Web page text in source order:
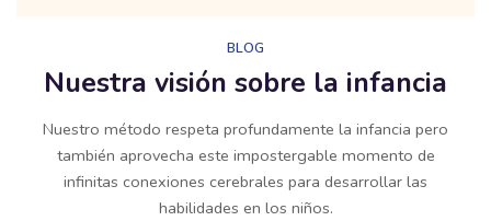
BLOG
Nuestra visión sobre la infancia
Nuestro método respeta profundamente la infancia pero
también aprovecha este impostergable momento de
infinitas conexiones cerebrales para desarrollar las
habilidades en los niños.​